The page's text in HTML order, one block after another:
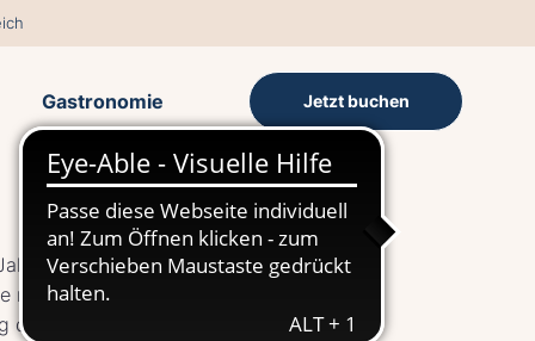
Gastronomie Jetzt buchen
ein
mit zu einem
Ostseedüne!